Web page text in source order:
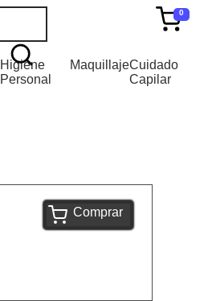
0
Higiene
Personal
MaquillajeCuidado
Capilar
Comprar